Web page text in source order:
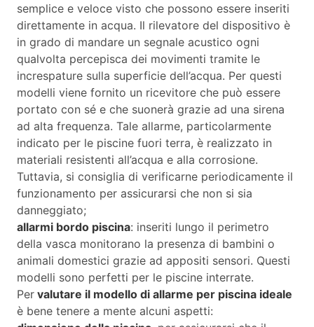
semplice e veloce visto che possono essere inseriti
direttamente in acqua. Il rilevatore del dispositivo è
in grado di mandare un segnale acustico ogni
qualvolta percepisca dei movimenti tramite le
increspature sulla superficie dell’acqua. Per questi
modelli viene fornito un ricevitore che può essere
portato con sé e che suonerà grazie ad una sirena
ad alta frequenza. Tale allarme, particolarmente
indicato per le piscine fuori terra, è realizzato in
materiali resistenti all’acqua e alla corrosione.
Tuttavia, si consiglia di verificarne periodicamente il
funzionamento per assicurarsi che non si sia
danneggiato;
allarmi bordo piscina: inseriti lungo il perimetro
della vasca monitorano la presenza di bambini o
animali domestici grazie ad appositi sensori. Questi
modelli sono perfetti per le piscine interrate.
Per valutare il modello di allarme per piscina ideale
è bene tenere a mente alcuni aspetti: